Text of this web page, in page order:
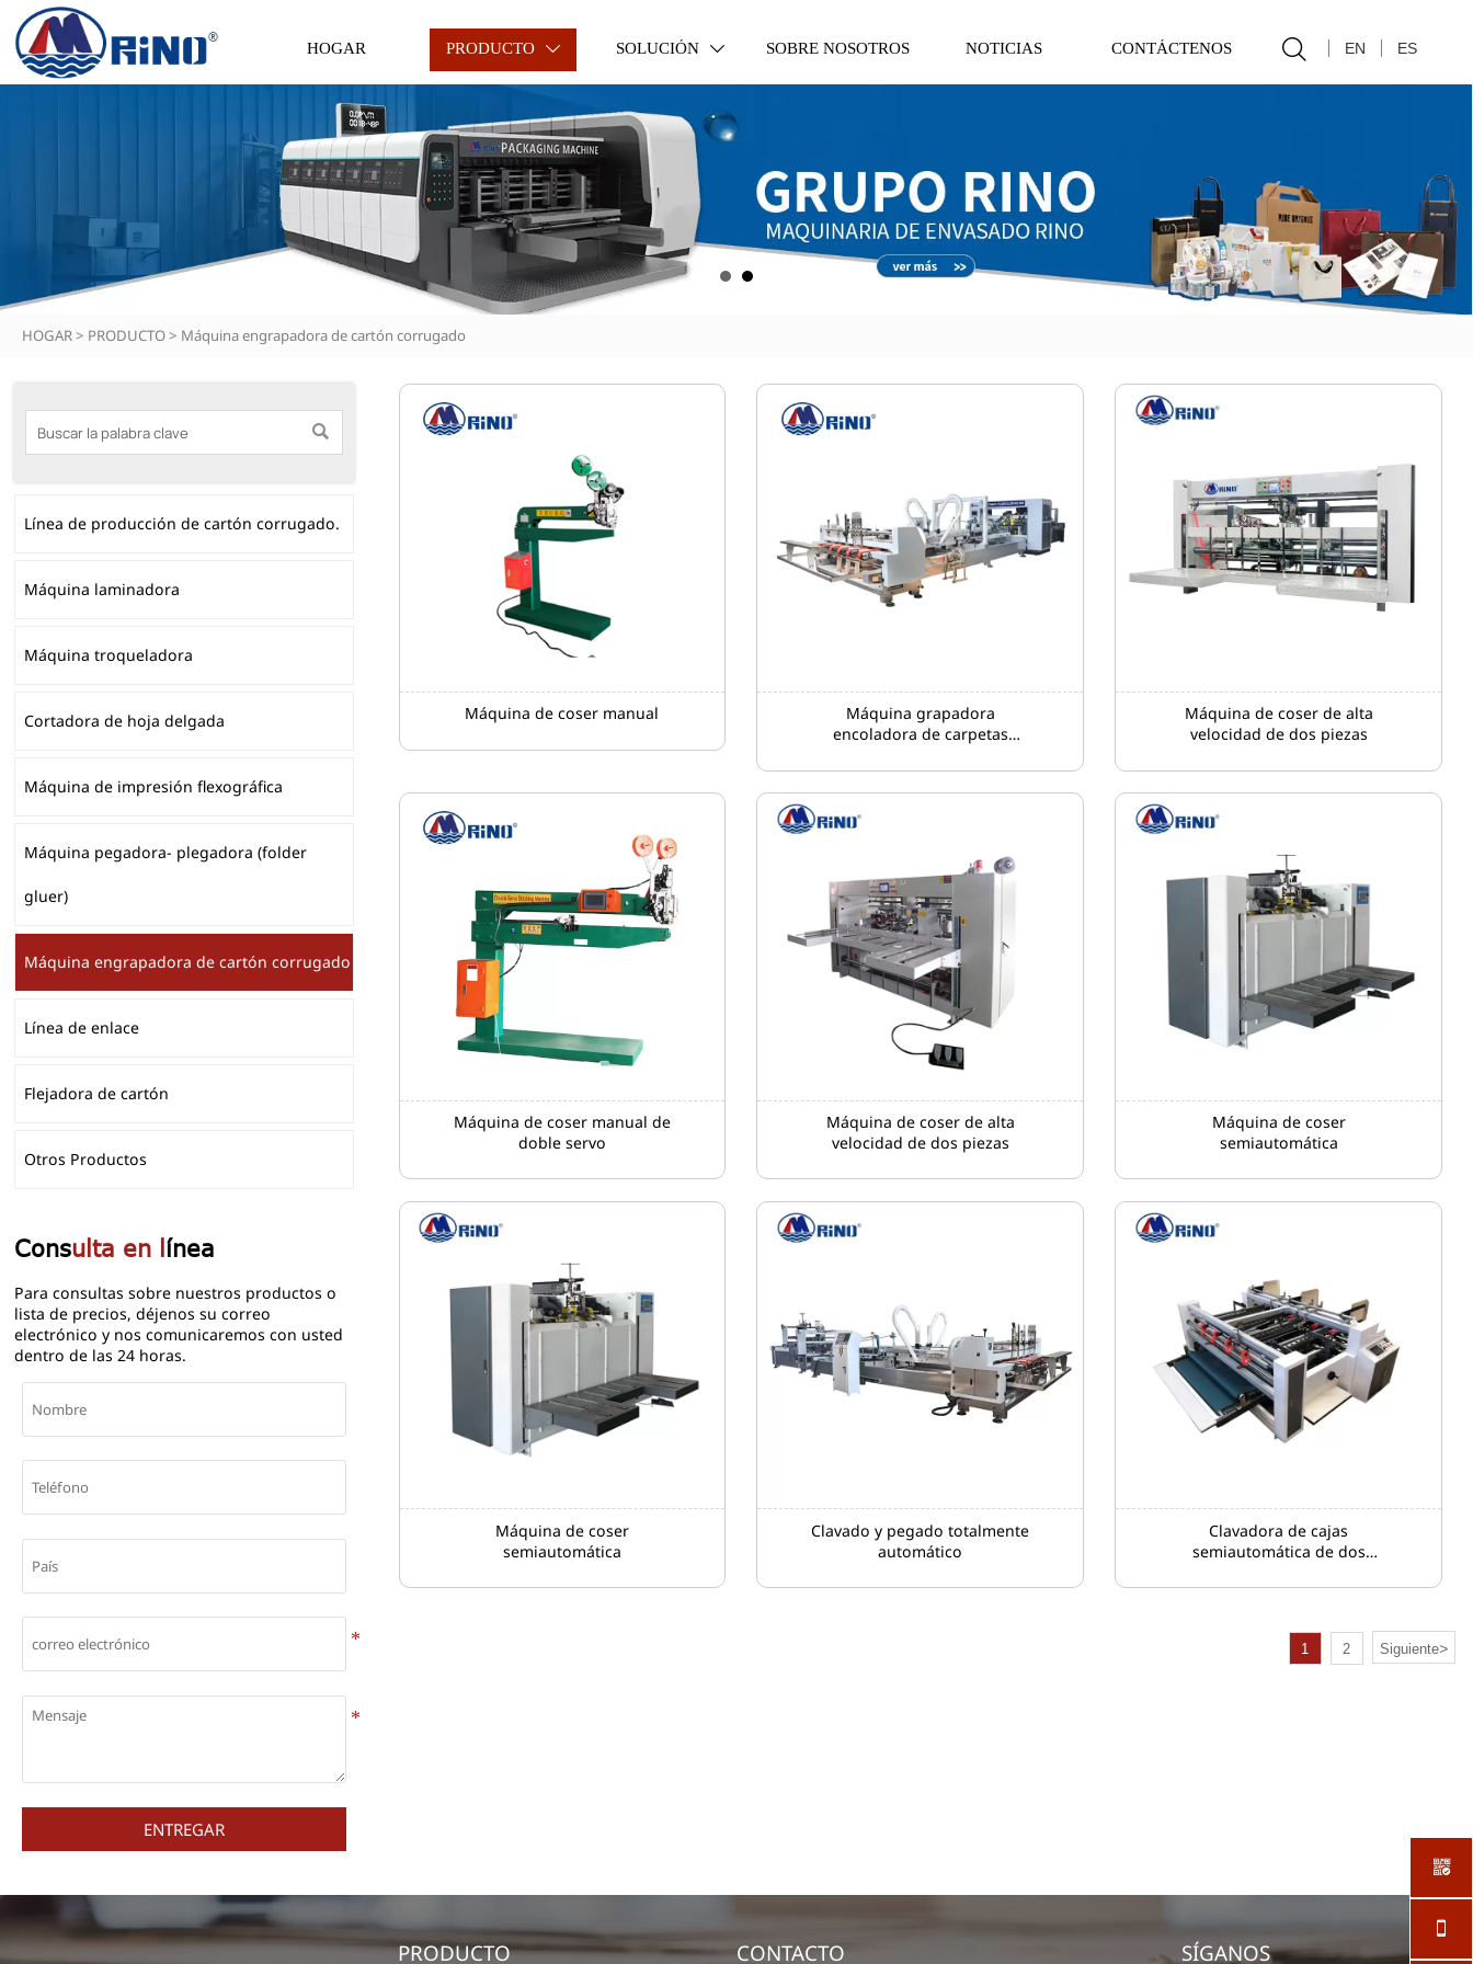
HOGAR PRODUCTO  SOLUCIÓN  SOBRE NOSOTROS NOTICIAS CONTÁCTENOS  EN ES
HOGAR> PRODUCTO> Máquina engrapadora de cartón corrugado

Línea de producción de cartón corrugado.
Máquina laminadora
Máquina troqueladora
Cortadora de hoja delgada
Máquina de impresión flexográfica
Máquina pegadora- plegadora (folder
gluer)
Máquina engrapadora de cartón corrugado
Línea de enlace
Flejadora de cartón
Otros Productos
Consulta en línea
Para consultas sobre nuestros productos o
lista de precios, déjenos su correo
electrónico y nos comunicaremos con usted
dentro de las 24 horas.
ENTREGAR
Máquina de coser manual
Máquina grapadora
encoladora de carpetas
Máquina de coser de alta
velocidad de dos piezas
Máquina de coser manual de
doble servo
Máquina de coser de alta
velocidad de dos piezas
Máquina de coser
semiautomática
Máquina de coser
semiautomática
Clavado y pegado totalmente
automático
Clavadora de cajas
semiautomática de dos
1 2 Siguiente>
PRODUCTO CONTACTO SÍGANOS

